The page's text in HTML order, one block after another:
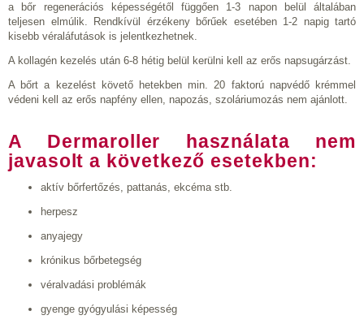
a bőr regenerációs képességétől függően 1-3 napon belül általában
teljesen elmúlik. Rendkívül érzékeny bőrűek esetében 1-2 napig tartó
kisebb véraláfutások is jelentkezhetnek.
A kollagén kezelés után 6-8 hétig belül kerülni kell az erős napsugárzást.
A bőrt a kezelést követő hetekben min. 20 faktorú napvédő krémmel
védeni kell az erős napfény ellen, napozás, szoláriumozás nem ajánlott.
A Dermaroller használata nem
javasolt a következő esetekben:
aktív bőrfertőzés, pattanás, ekcéma stb.
herpesz
anyajegy
krónikus bőrbetegség
véralvadási problémák
gyenge gyógyulási képesség